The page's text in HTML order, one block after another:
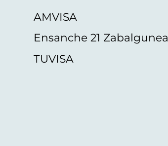
AMVISA
Ensanche 21 Zabalgunea
TUVISA